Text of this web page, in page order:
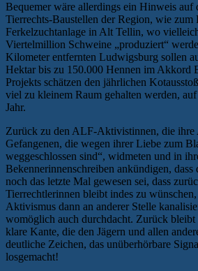
Bequemer wäre allerdings ein Hinweis auf
Tierrechts-Baustellen der Region, wie zum
Ferkelzuchtanlage in Alt Tellin, wo
Viertelmillion Schweine „produziert“
Kilometer entfernten Ludwigsburg sollen
Hektar bis zu 150.000 Hennen im Akkord
Projekts schätzen den jährlichen
viel zu kleinem Raum gehalten werden,
Jahr.
Zurück zu den ALF-Aktivistinnen, die ihre
Gefangenen, die wegen ihrer Liebe zum
weggeschlossen sind“, widmeten und in
Bekennerinnenschreiben ankündigen, dass
noch das letzte Mal gewesen sei, dass
Tierrechtlerinnen bleibt indes zu wünschen,
Aktivismus dann an anderer Stelle
womöglich auch durchdacht. Zurück bleibt
klare Kante, die den Jägern und allen
deutliche Zeichen, das unüberhörbare
losgemacht!